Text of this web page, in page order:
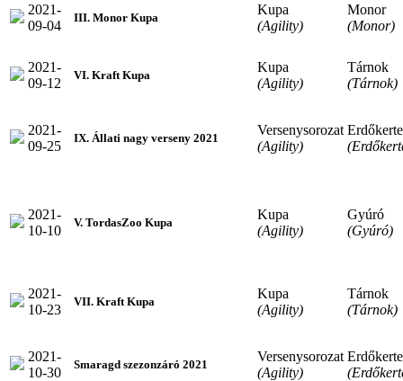
2021-
09-04
III. Monor Kupa
Kupa
(Agility)
Monor
(Monor)
2021-
09-12
VI. Kraft Kupa
Kupa
(Agility)
Tárnok
(Tárnok)
2021-
09-25
IX. Állati nagy verseny 2021
Versenysorozat
(Agility)
2021-
10-10
V. TordasZoo Kupa
Kupa
(Agility)
Gyúró
(Gyúró)
2021-
10-23
VII. Kraft Kupa
Kupa
(Agility)
Tárnok
(Tárnok)
2021-
10-30
Smaragd szezonzáró 2021
Versenysorozat
(Agility)